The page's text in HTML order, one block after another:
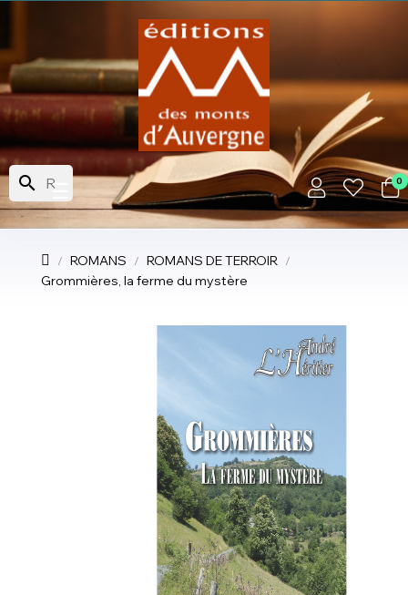
search 0
Basculer
la
navigation
☰
ROMANS
ROMANS DE TERROIR
Grommières, la ferme du mystère